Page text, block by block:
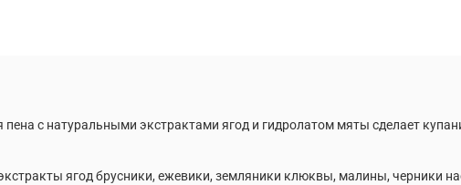
с натуральными экстрактами ягод и гидролатом мяты сделает
ягод брусники, ежевики, земляники клюквы, малины,